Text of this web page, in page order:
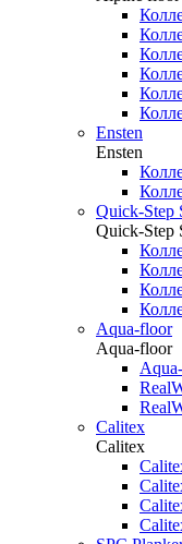
Ensten
Ensten
Quick-Step
Quick-Step
Aqua-floor
Aqua-floor
Calitex
Calitex